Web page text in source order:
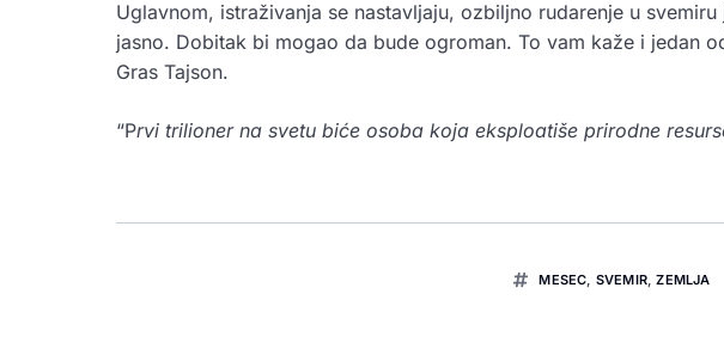
Uglavnom, istraživanja se nastavljaju, ozbiljno rudarenje u
jasno. Dobitak bi mogao da bude ogroman. To vam kaže i jedan
Gras Tajson.
“Prvi trilioner na svetu biće osoba koja eksploatiše prirodne
MESEC, SVEMIR,ZEMLJA